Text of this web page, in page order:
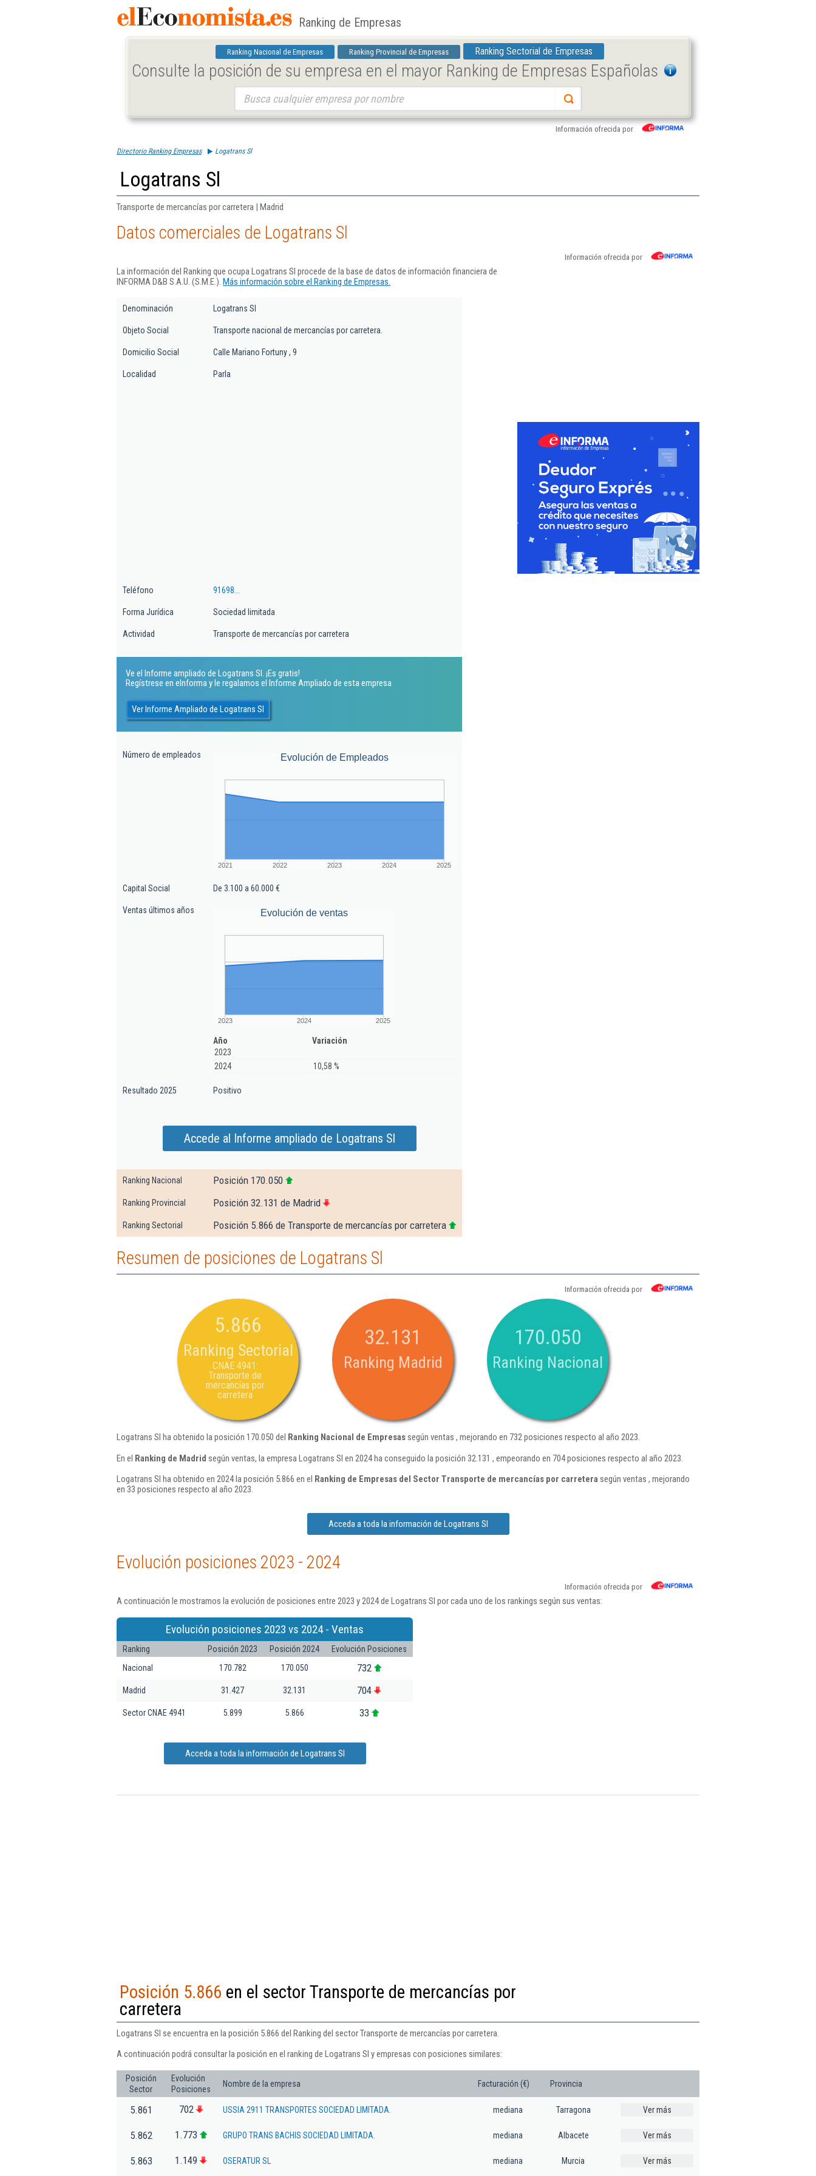
Ranking de Empresas
Ranking Nacional de Empresas Ranking Provincial de Empresas Ranking Sectorial de Empresas
Consulte la posición de su empresa en el mayor Ranking de Empresas Españolas
Información ofrecida por
Directorio Ranking Empresas Logatrans Sl
Logatrans Sl
Transporte de mercancías por carretera | Madrid
Datos comerciales de Logatrans Sl
Información ofrecida por
La información del Ranking que ocupa Logatrans Sl procede de la base de datos de información financiera de
INFORMA D&B S.A.U. (S.M.E.). Más información sobre el Ranking de Empresas.
Denominación Logatrans Sl
Objeto Social Transporte nacional de mercancías por carretera.
Domicilio Social Calle Mariano Fortuny , 9
Localidad Parla
Teléfono 91698...
Forma Jurídica Sociedad limitada
Actividad Transporte de mercancías por carretera
Ve el Informe ampliado de Logatrans Sl. ¡Es gratis!
Regístrese en eInforma y le regalamos el Informe Ampliado de esta empresa
Ver Informe Ampliado de Logatrans Sl
Número de empleados Evolución de Empleados
2021 2022 2023 2024 2025
Capital Social De 3.100 a 60.000 €
Ventas últimos años Evolución de ventas
2023 2024 2025
Año
Variación
2023
2024
10,58 %
Resultado 2025 Positivo
Accede al Informe ampliado de Logatrans Sl
Ranking Nacional Posición 170.050
Ranking Provincial Posición 32.131 de Madrid
Ranking Sectorial Posición 5.866 de Transporte de mercancías por carretera
Resumen de posiciones de Logatrans Sl
Información ofrecida por
5.866
Ranking Sectorial
CNAE 4941:
Transporte de
mercancías por
carretera
32.131
Ranking Madrid
170.050
Ranking Nacional
Logatrans Sl ha obtenido la posición 170.050 del Ranking Nacional de Empresassegún ventas , mejorando en 732 posiciones respecto al año 2023.
En el Ranking de Madrid según ventas, la empresa Logatrans Sl en 2024 ha conseguido la posición 32.131 , empeorando en 704 posiciones respecto al año 2023.
Logatrans Sl ha obtenido en 2024 la posición 5.866 en el Ranking de Empresas del Sector Transporte de mercancías por carreterasegún ventas , mejorando
en 33 posiciones respecto al año 2023.
Acceda a toda la información de Logatrans Sl
Evolución posiciones 2023 - 2024
Información ofrecida por
A continuación le mostramos la evolución de posiciones entre 2023 y 2024 de Logatrans Sl por cada uno de los rankings según sus ventas:
Evolución posiciones 2023 vs 2024 - Ventas
Ranking Posición 2023 Posición 2024
Evolución Posiciones
Nacional
170.782 170.050 732
Madrid 31.427 32.131 704
Sector CNAE 4941 5.899 5.866 33
Acceda a toda la información de Logatrans Sl
Posición 5.866 en el sector Transporte de mercancías por
carretera
Logatrans Sl se encuentra en la posición 5.866 del Ranking del sector Transporte de mercancías por carretera.
A continuación podrá consultar la posición en el ranking de Logatrans Sl y empresas con posiciones similares:
Posición
Sector
Evolución
Posiciones
Nombre de la empresa Facturación (€) Provincia
5.861 702 USSIA 2911 TRANSPORTES SOCIEDAD LIMITADA. mediana Tarragona Ver más
5.862 1.773 GRUPO TRANS BACHIS SOCIEDAD LIMITADA. mediana Albacete Ver más
5.863 1.149 OSERATUR SL mediana Murcia Ver más